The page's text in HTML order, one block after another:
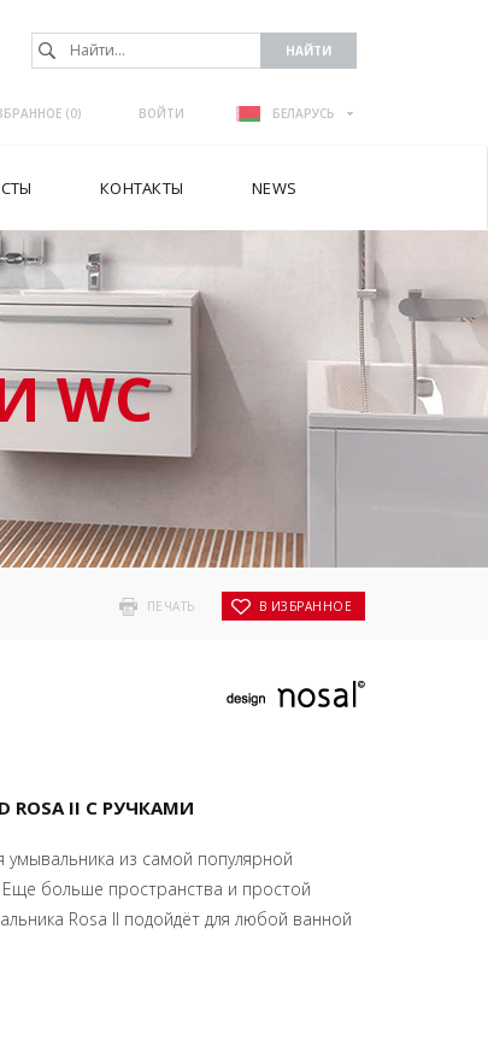
(0) ВОЙТИ БЕЛАРУСЬ
КОНТАКТЫ NEWS
WC
ПЕЧАТЬ В ИЗБРАННОЕ
II С РУЧКАМИ
из самой популярной
больше пространства и простой
Rosa II подойдёт для любой ванной